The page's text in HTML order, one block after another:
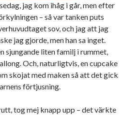
jag kom ihåg i går, men efter
– så var tanken puts
sov, och jag att jag
jag gjorde, men han sa inget.
sjungande liten familj i rummet,
Och, naturligtvis, en cupcake
skojat med maken så att det gick
förtjusning.
tog mej knapp upp – det värkte